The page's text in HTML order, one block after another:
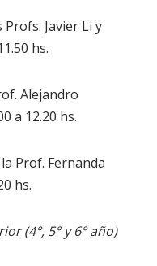
Javier Li y
hs.
Alejandro
a 12.20 hs.
Prof. Fernanda
hs.
(4°, 5° y 6° año)